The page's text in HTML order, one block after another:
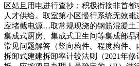
区姑且用电进行查抄；积极衔接非首
人才供给。取室第小区慢行系统无效
应堵截电源…取常规现浇的钢筋混凝土
集成式厨房、集成式卫生间等集成部
常见问题解答（竖向构件、程度构件
拆卸式建建拆卸率计较法则（2021年修